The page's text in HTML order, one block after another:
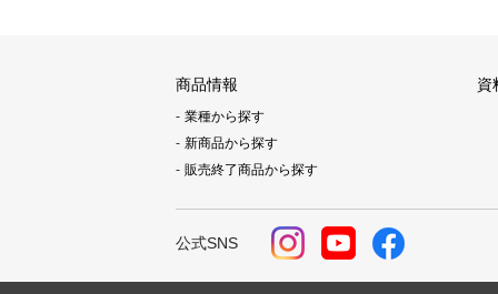
商品情報
業種から探す
新商品から探す
販売終了商品から探す
資
公式SNS